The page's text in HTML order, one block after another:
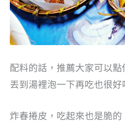
配料的話，推薦大家可以點
丟到湯裡泡一下再吃也很好
炸春捲皮，吃起來也是脆的